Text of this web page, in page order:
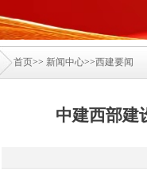
首页>> 新闻中心>>西建要闻
中建西部建